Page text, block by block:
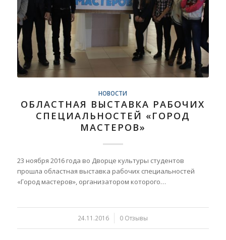
НОВОСТИ
ОБЛАСТНАЯ ВЫСТАВКА РАБОЧИХ
СПЕЦИАЛЬНОСТЕЙ «ГОРОД
МАСТЕРОВ»
23 ноября 2016 года во Дворце культуры студентов
прошла областная выставка рабочих специальностей
«Город мастеров», организатором которого…
24.11.2016
/ 0 Отзывы